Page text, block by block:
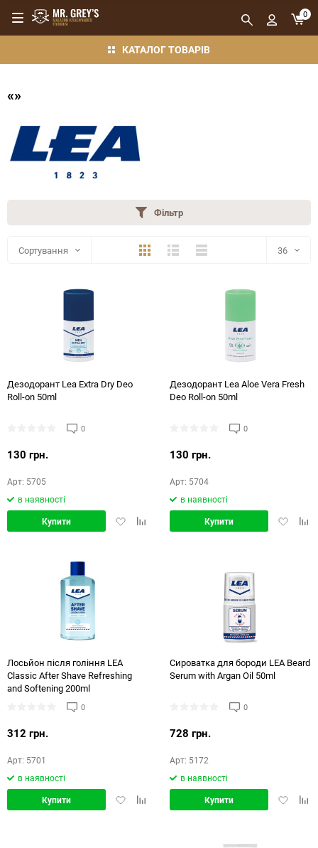
КАТАЛОГ ТОВАРІВ
0
«»
Фільтр
Сортування ПлиткаДетальноКомпактно 36
Дезодорант Lea Extra Dry Deo
Roll-on 50ml
0
130 грн.
Арт: 5705
в наявності
ДодатиДодати
Купити
Дезодорант Lea Aloe Vera Fresh
Deo Roll-on 50ml
0
130 грн.
Арт: 5704
в наявності
Додати
Купити
Лосьйон після гоління LEA
Classic After Shave Refreshing
and Softening 200ml
0
312 грн.
Арт: 5701
в наявності
ДодатиДодати
Купити
Сироватка для бороди LEA Beard
Serum with Argan Oil 50ml
0
728 грн.
Арт: 5172
в наявності
Додати
Купити